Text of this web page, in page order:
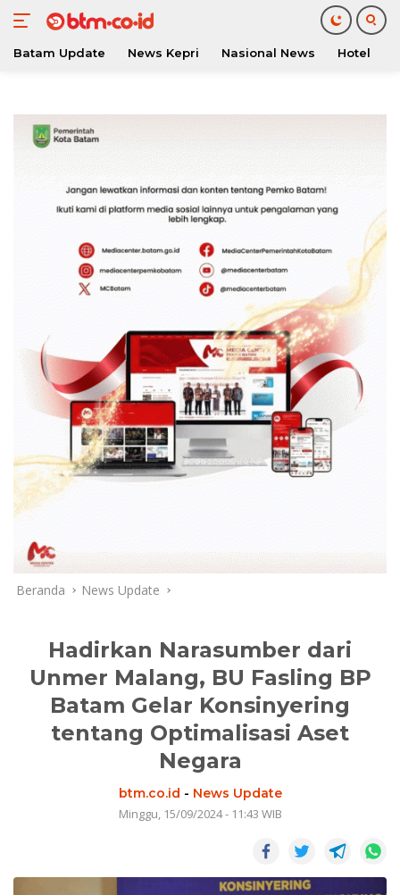
konten
Batam Update News Kepri Nasional News Hotel
Beranda News Update
Hadirkan Narasumber dari
Unmer Malang, BU Fasling BP
Batam Gelar Konsinyering
tentang Optimalisasi Aset
Negara
btm.co.id - News Update
Minggu, 15/09/2024 - 11:43 WIB